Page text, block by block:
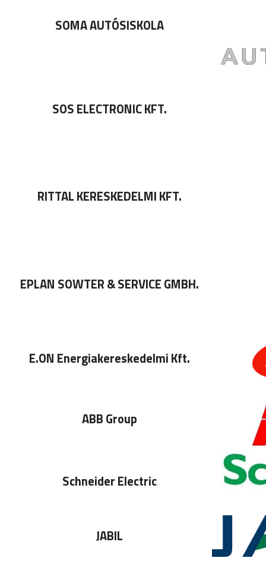
SOMA AUTÓSISKOLA
SOS ELECTRONIC KFT.
RITTAL KERESKEDELMI KFT.
EPLAN SOWTER & SERVICE GMBH.
E.ON Energiakereskedelmi Kft.
ABB Group
Schneider Electric
JABIL